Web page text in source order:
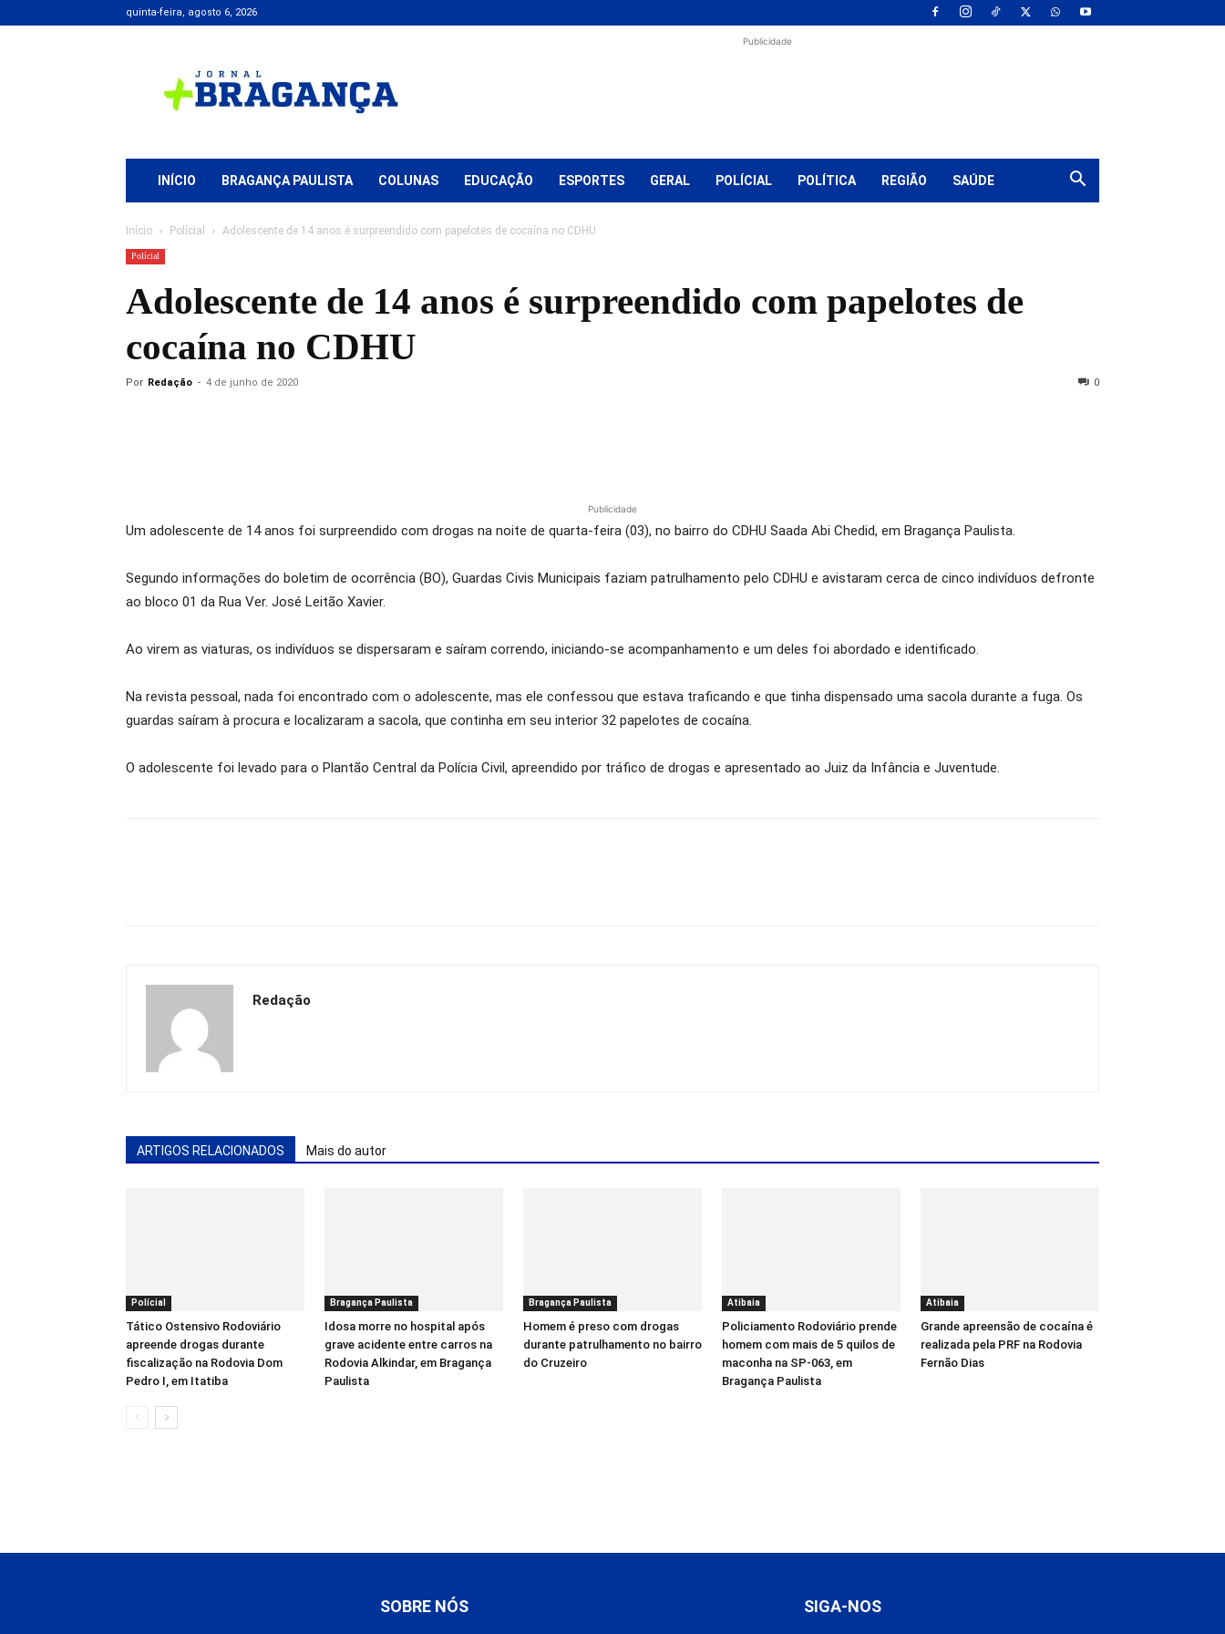
quinta-feira, agosto 6, 2026
+
Bragança
Publicidade
INÍCIO BRAGANÇA PAULISTA COLUNAS EDUCAÇÃO ESPORTES GERAL POLÍCIAL POLÍTICA REGIÃO SAÚDE
Início Polícial Adolescente de 14 anos é surpreendido com papelotes de cocaína no CDHU
Polícial
Adolescente de 14 anos é surpreendido com papelotes de
cocaína no CDHU
Por Redação - 4 de junho de 2020 0
Publicidade
Um adolescente de 14 anos foi surpreendido com drogas na noite de quarta-feira (03), no bairro do CDHU Saada Abi Chedid, em Bragança Paulista.
Segundo informações do boletim de ocorrência (BO), Guardas Civis Municipais faziam patrulhamento pelo CDHU e avistaram cerca de cinco indivíduos defronte
ao bloco 01 da Rua Ver. José Leitão Xavier.
Ao virem as viaturas, os indivíduos se dispersaram e saíram correndo, iniciando-se acompanhamento e um deles foi abordado e identificado.
Na revista pessoal, nada foi encontrado com o adolescente, mas ele confessou que estava traficando e que tinha dispensado uma sacola durante a fuga. Os
guardas saíram à procura e localizaram a sacola, que continha em seu interior 32 papelotes de cocaína.
O adolescente foi levado para o Plantão Central da Polícia Civil, apreendido por tráfico de drogas e apresentado ao Juiz da Infância e Juventude.
Redação
ARTIGOS RELACIONADOS Mais do autor
Polícial
Tático Ostensivo Rodoviário
apreende drogas durante
fiscalização na Rodovia Dom
Pedro I, em Itatiba
Bragança Paulista
Idosa morre no hospital após
grave acidente entre carros na
Rodovia Alkindar, em Bragança
Paulista
Bragança Paulista
Homem é preso com drogas
durante patrulhamento no bairro
do Cruzeiro
Atibaia
Policiamento Rodoviário prende
homem com mais de 5 quilos de
maconha na SP-063, em
Bragança Paulista
Atibaia
Grande apreensão de cocaína é
realizada pela PRF na Rodovia
Fernão Dias
SOBRE NÓS SIGA-NOS